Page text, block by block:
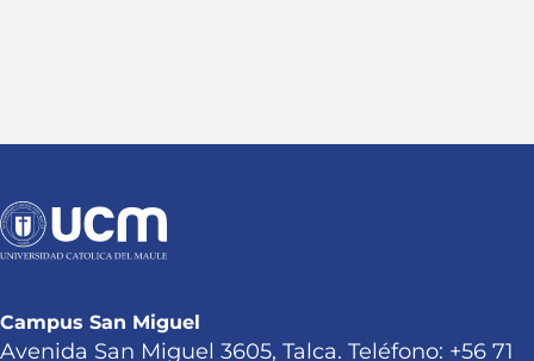
Campus San Miguel
Avenida San Miguel 3605, Talca. Teléfono: +56 71